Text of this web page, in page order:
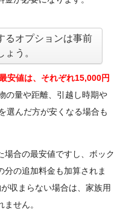
るオプションは事前
う。
安値は、それぞれ15,000円
の量や距離、引越し時期や
選んだ方が安くなる場合も
場合の最安値ですし、ボック
分の追加料金も加算されま
収まらない場合は、家族用
せん。